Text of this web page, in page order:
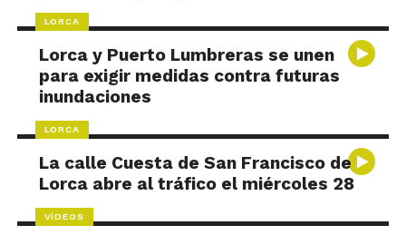
LORCA
Lorca y Puerto Lumbreras se unen
para exigir medidas contra futuras
inundaciones
LORCA
La calle Cuesta de San Francisco de
Lorca abre al tráfico el miércoles 28
VÍDEOS